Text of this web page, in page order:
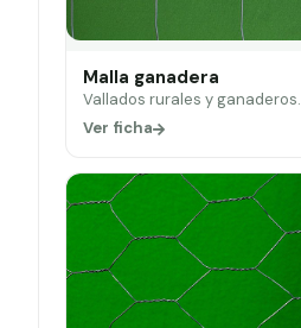
Malla ganadera
Vallados rurales y ganaderos.
Ver ficha